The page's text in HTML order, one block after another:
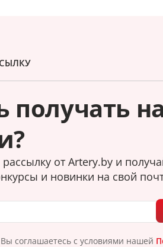
получать
от Artery.by и
и новинки на свой
соглашаетесь с условиями нашей